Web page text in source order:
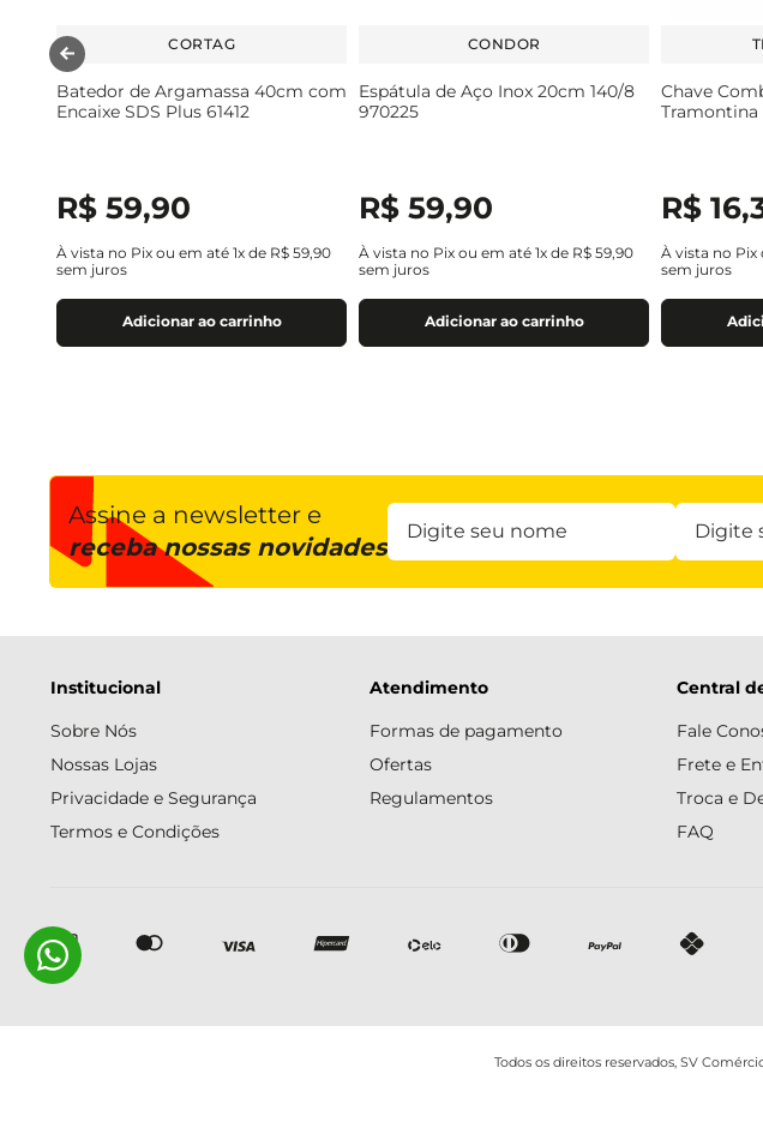
CORTAG
Batedor de Argamassa 40cm com
Encaixe SDS Plus 61412
R$ 59,90
À vista no Pix ou em até 1x de R$ 59,90
sem juros
Adicionar ao carrinho
CONDOR
Espátula de Aço Inox 20cm 140/8
970225
R$ 59,90
À vista no Pix ou em até 1x de R$ 59,90
sem juros
Adicionar ao carrinho
Chave
Tramontina
R$ 16,
À vista no Pix
sem juros
Assine a newsletter e
receba nossas novidades
Institucional
Sobre Nós
Nossas Lojas
Privacidade e Segurança
Termos e Condições
Atendimento
Formas de pagamento
Ofertas
Regulamentos
Central
Fale
Frete e
Troca e
FAQ
Todos os direitos reservados, SV